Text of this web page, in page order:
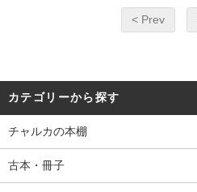
< Prev
カテゴリーから探す
チャルカの本棚
古本・冊子